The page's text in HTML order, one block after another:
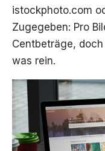
istockphoto.com
Zugegeben: Pro
Centbeträge,
was rein.